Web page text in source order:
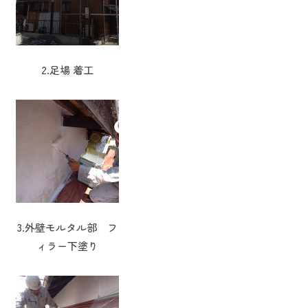
2.足場 着工
3.外壁モルタル部 フ
ィラー下塗り